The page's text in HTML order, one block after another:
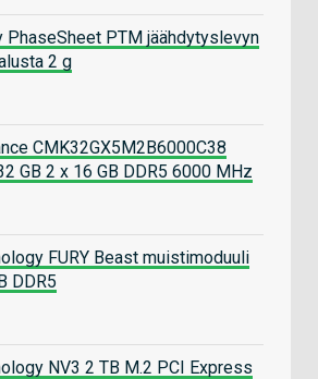
PhaseSheet PTM jäähdytyslevyn
2 g
CMK32GX5M2B6000C38
GB 2 x 16 GB DDR5 6000 MHz
FURY Beast muistimoduuli
DDR5
NV3 2 TB M.2 PCI Express